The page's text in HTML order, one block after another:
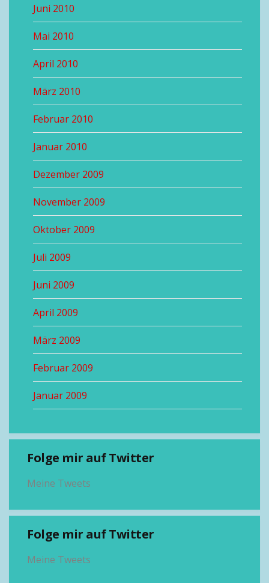
Juni 2010
Mai 2010
April 2010
März 2010
Februar 2010
Januar 2010
Dezember 2009
November 2009
Oktober 2009
Juli 2009
Juni 2009
April 2009
März 2009
Februar 2009
Januar 2009
Folge mir auf Twitter
Meine Tweets
Folge mir auf Twitter
Meine Tweets